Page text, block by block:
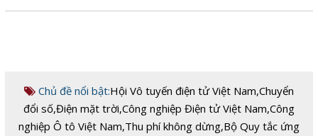
Chủ đề nổi bật:Hội Vô tuyến điện tử Việt Nam,Chuyển
đổi số,Điện mặt trời,Công nghiệp Điện tử Việt Nam,Công
nghiệp Ô tô Việt Nam,Thu phí không dừng,Bộ Quy tắc ứng